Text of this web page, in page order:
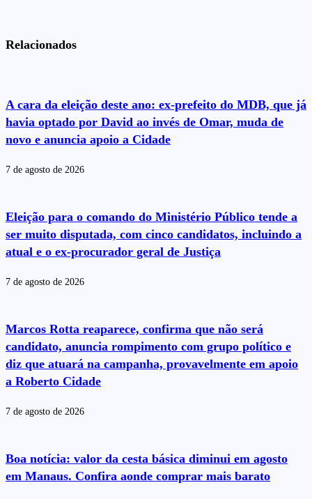
Relacionados
A cara da eleição deste ano: ex-prefeito do MDB, que já
havia optado por David ao invés de Omar, muda de
novo e anuncia apoio a Cidade
7 de agosto de 2026
Eleição para o comando do Ministério Público tende a
ser muito disputada, com cinco candidatos, incluindo a
atual e o ex-procurador geral de Justiça
7 de agosto de 2026
Marcos Rotta reaparece, confirma que não será
candidato, anuncia rompimento com grupo político e
diz que atuará na campanha, provavelmente em apoio
a Roberto Cidade
7 de agosto de 2026
Boa notícia: valor da cesta básica diminui em agosto
em Manaus. Confira aonde comprar mais barato